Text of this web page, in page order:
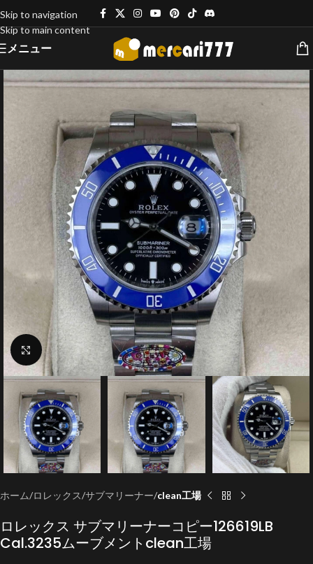
Skip to navigation
Skip to main content
メニュー
クリックで拡大
ホーム ロレックス サブマリーナー clean工場
ロレックス サブマリーナーコピー126619LB
Cal.3235ムーブメントclean工場